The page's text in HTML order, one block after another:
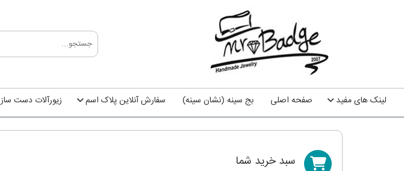
لینک های مفید صفحه اصلی بج سینه (نشان سینه) سفارش آنلاین پلاک اسم زیورآلات دست ساز
سبد خريد شما